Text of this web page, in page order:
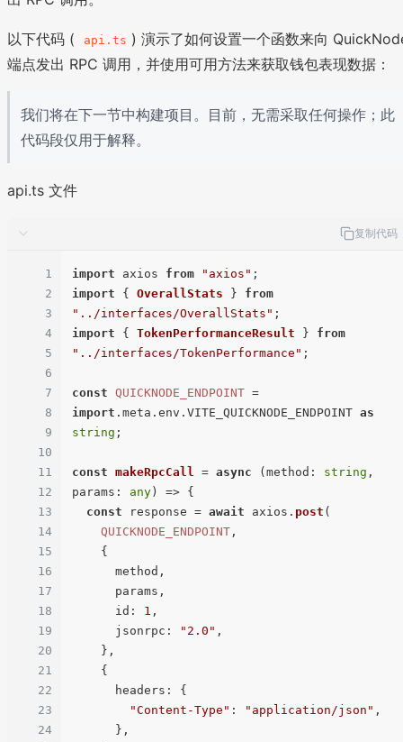
以下代码 ( api.ts ) 演示了如何设置一个函数来向
端点发出 RPC 调用，并使用可用方法来获取钱包表现数据：
我们将在下一节中构建项目。目前，无需采取任何操作；此
代码段仅用于解释。
api.ts 文件
复制代码
1
2
3
4
5
6
7
8
9
10
11
12
13
14
15
16
17
18
19
20
21
22
23
24
import axios from "axios"
import { OverallStats } from
"../interfaces/OverallStats"
import { TokenPerformanceResult } from
"../interfaces/TokenPerformance" ;
const QUICKNODE_ENDPOINT
import . meta . env . VITE_QUICKNODE_ENDPOINT as
string ;
const makeRpcCall = async ( method: string ,
params: any ) => {
const response = await axios. post (
QUICKNODE_ENDPOINT ,
id : 1 ,
jsonrpc : "2.0" ,
headers : {
"Content-Type" : "application/json" ,